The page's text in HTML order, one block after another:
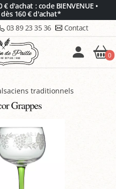
d'achat : code BIENVENUE •
160 € d'achat*
03 89 23 35 36 Contact
0
traditionnels
Grappes